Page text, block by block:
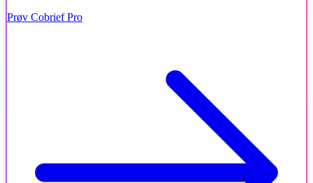
Prøv Cobrief Pro